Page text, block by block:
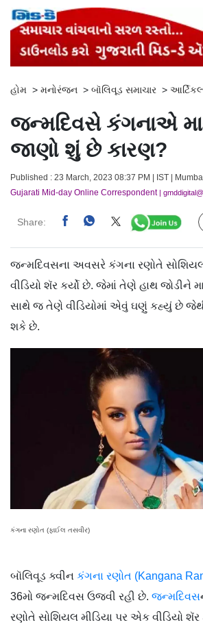
હોમ > મનોરંજન > બૉલિવૂડ સમાચાર >
જન્મદિવસે કંગનાએ
જાણો શું છે કારણ?
Published : 23 March, 2023 08:37 PM | IST |
Gujarati Mid-day Online Correspondent|
Share:
જન્મદિવસના અવસરે કંગના રણોતે
વીડિયો શૅર કર્યો છે. જેમાં તેણે હાથ જોડીને
સાથે જ તેણે વીડિયોમાં એવું ઘણું કહ્યું છે
શકે છે.
કંગના રણોત (ફાઈલ તસવીર)
બૉલિવૂડ ક્વીન કંગના રણોત (Kangana
36મો જન્મદિવસ ઉજવી રહી છે. જન્મદિવસ
રણોતે સોશિયલ મીડિયા પર એક વીડિયો